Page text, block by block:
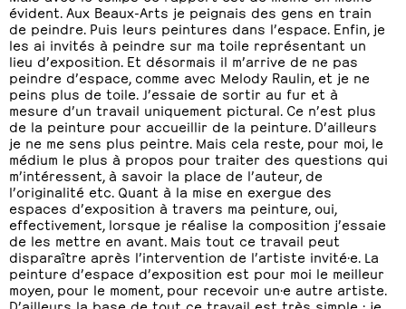
évident. Aux Beaux-Arts je peignais des gens en train
de peindre. Puis leurs peintures dans l’espace. Enfin, je
les ai invités à peindre sur ma toile représentant un
lieu d’exposition. Et désormais il m’arrive de ne pas
peindre d’espace, comme avec Melody Raulin, et je ne
peins plus de toile. J’essaie de sortir au fur et à
mesure d’un travail uniquement pictural. Ce n’est plus
de la peinture pour accueillir de la peinture. D’ailleurs
je ne me sens plus peintre. Mais cela reste, pour moi, le
médium le plus à propos pour traiter des questions qui
m’intéressent, à savoir la place de l’auteur, de
l’originalité etc. Quant à la mise en exergue des
espaces d’exposition à travers ma peinture, oui,
effectivement, lorsque je réalise la composition j’essaie
de les mettre en avant. Mais tout ce travail peut
disparaître après l’intervention de l’artiste invité·e. La
peinture d’espace d’exposition est pour moi le meilleur
moyen, pour le moment, pour recevoir un·e autre artiste.
D’ailleurs la base de tout ce travail est très simple : je